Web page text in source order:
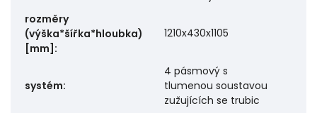
rozměry
(výška*šířka*hloubka)
[mm] :
1210x430x1105
systém:
4 pásmový s
tlumenou soustavou
zužujících se trubic